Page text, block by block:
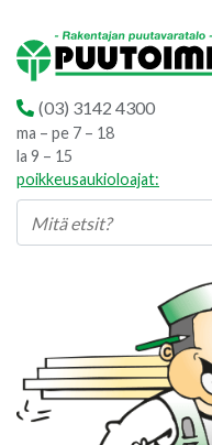
(03) 3142 4300
ma – pe 7 – 18
la 9 – 15
poikkeusaukioloajat: